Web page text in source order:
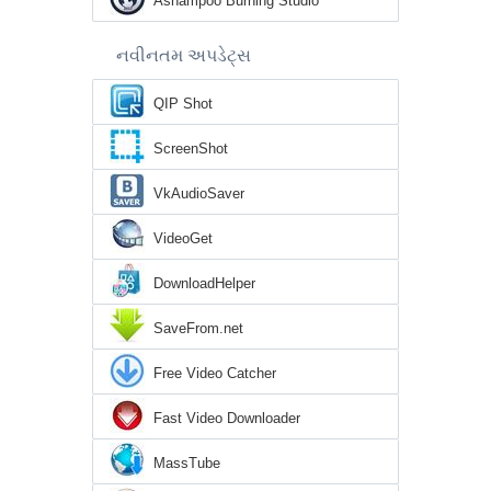
નવીનતમ અપડેટ્સ
QIP Shot
ScreenShot
VkAudioSaver
VideoGet
DownloadHelper
SaveFrom.net
Free Video Catcher
Fast Video Downloader
MassTube